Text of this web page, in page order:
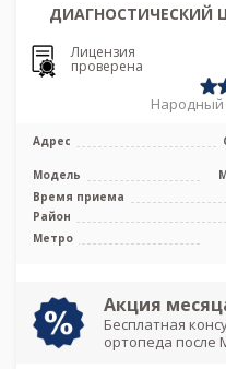
ДИАГНОСТИЧЕСКИЙ
Лицензия
проверена
Народный
Адрес
Модель
Время приема
Район
Метро
Акция
Бесплатная
ортопеда после